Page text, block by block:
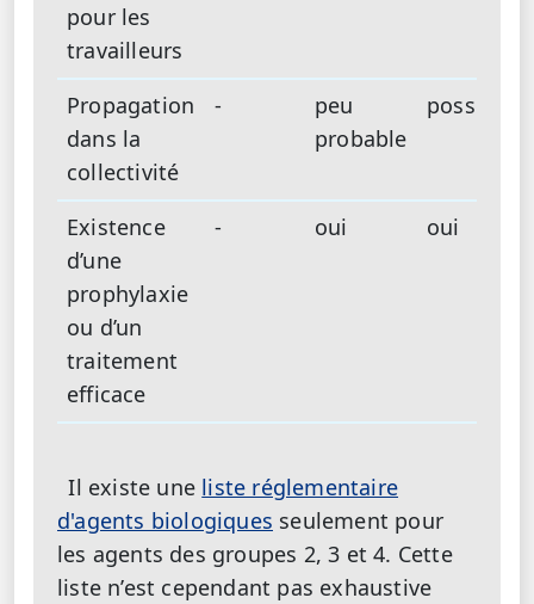
pour les
travailleurs
Propagation
dans la
collectivité
-
peu
probable
possible
Existence
d’une
prophylaxie
ou d’un
traitement
efficace
- oui oui
Il existe une liste réglementaire
d'agents biologiques seulement pour
les agents des groupes 2, 3 et 4. Cette
liste n’est cependant pas exhaustive